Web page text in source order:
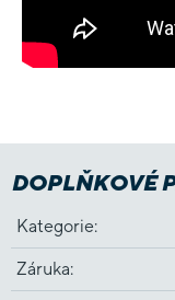
DOPLŇKOVÉ
Kategorie:
Záruka: